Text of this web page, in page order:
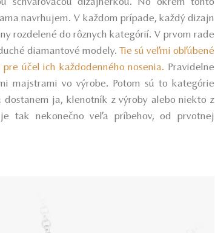
schvaľovacou dizajnérkou. No okrem tohto
navrhujem. V každom prípade, každý dizajn
rozdelené do rôznych kategórií. V prvom rade
diamantové modely.Tie sú veľmi obľúbené
účel ich každodenného nosenia. Pravidelne
majstrami vo výrobe. Potom sú to kategórie
ja, klenotník z výroby alebo niekto z
tak nekonečno veľa príbehov, od prvotnej